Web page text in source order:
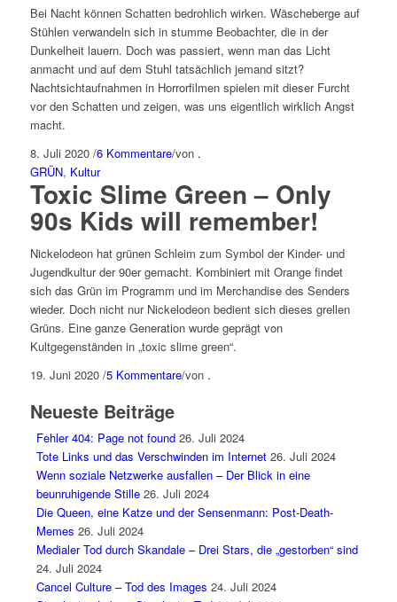
Bei Nacht können Schatten bedrohlich wirken. Wäscheberge auf
Stühlen verwandeln sich in stumme Beobachter, die in der
Dunkelheit lauern. Doch was passiert, wenn man das Licht
anmacht und auf dem Stuhl tatsächlich jemand sitzt?
Nachtsichtaufnahmen in Horrorfilmen spielen mit dieser Furcht
vor den Schatten und zeigen, was uns eigentlich wirklich Angst
macht.
8. Juli 2020 /6 Kommentare/von .
GRÜN, Kultur
Toxic Slime Green – Only
90s Kids will remember!
Nickelodeon hat grünen Schleim zum Symbol der Kinder- und
Jugendkultur der 90er gemacht. Kombiniert mit Orange findet
sich das Grün im Programm und im Merchandise des Senders
wieder. Doch nicht nur Nickelodeon bedient sich dieses grellen
Grüns. Eine ganze Generation wurde geprägt von
Kultgegenständen in „toxic slime green“.
19. Juni 2020 /5 Kommentare/von .
Neueste Beiträge
Fehler 404: Page not found 26. Juli 2024
Tote Links und das Verschwinden im Internet 26. Juli 2024
Wenn soziale Netzwerke ausfallen – Der Blick in eine
beunruhigende Stille 26. Juli 2024
Die Queen, eine Katze und der Sensenmann: Post-Death-
Memes 26. Juli 2024
Medialer Tod durch Skandale – Drei Stars, die „gestorben“ sind
24. Juli 2024
Cancel Culture – Tod des Images 24. Juli 2024